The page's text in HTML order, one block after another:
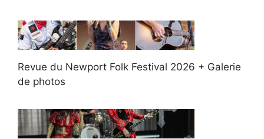
Revue du Newport Folk Festival 2026 + Galerie
de photos